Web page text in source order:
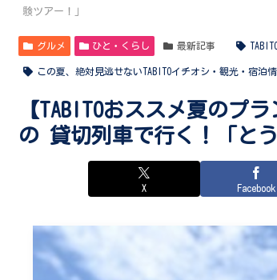
験ツアー！」
グルメ ひと・くらし 最新記事
この夏、絶対見逃せないTABITOイチオシ・観光・宿泊情
【TABITOおススメ夏の
の 貸切列車で行く！「と
X Facebook